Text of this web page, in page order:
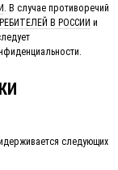
. В случае противоречий
В РОССИИ и
следующих